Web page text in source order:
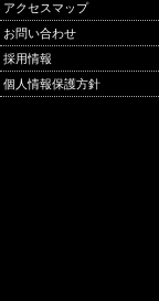
アクセスマップ
お問い合わせ
採用情報
個人情報保護方針